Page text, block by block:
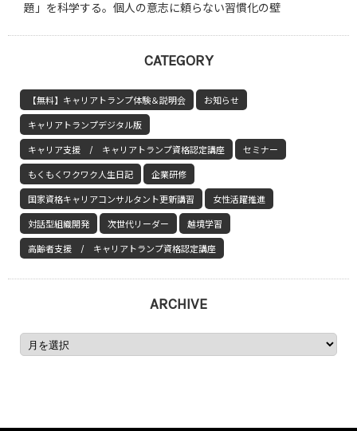
題」を科学する。個人の意志に頼らない習慣化の壁
CATEGORY
【無料】キャリアトランプ体験＆説明会 お知らせ
キャリアトランプデジタル版
キャリア支援 / キャリアトランプ資格認定講座 セミナー
もくもくワクワク人生日記 企業研修
国家資格キャリアコンサルタント更新講習 女性活躍推進
対話型組織開発 次世代リーダー 越境学習
高齢者支援 / キャリアトランプ資格認定講座
ARCHIVE